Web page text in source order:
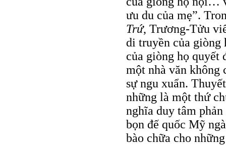
ưu du của mẹ”.
Trứ, Trương-Tửu
di truyền của giòng
của giòng họ quyết
một nhà văn
sự ngu xuẩn.
những là một thứ
nghĩa duy tâm
bọn đế quốc Mỹ
bào chữa cho